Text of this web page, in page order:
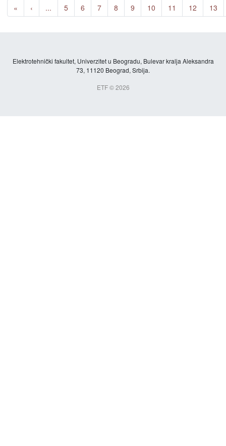
« ‹ ... 5 6 7 8 9 10 11 12 13
Elektrotehnički fakultet, Univerzitet u Beogradu, Bulevar kralja Aleksandra
73, 11120 Beograd, Srbija.
ETF © 2026